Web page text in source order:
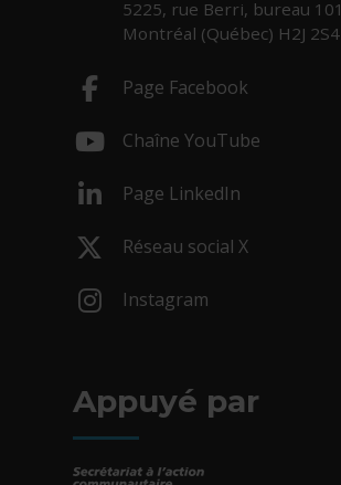
5225, rue Berri, bureau 101
Montréal (Québec) H2J 2S4
Page Facebook
Chaîne YouTube
Page LinkedIn
Réseau social X
Instagram
Appuyé par